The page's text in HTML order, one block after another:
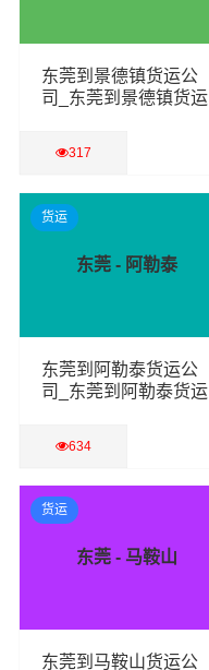
东莞到景德镇货运公
司_东莞到景德镇货运
317
查看详细
东莞 - 阿勒泰
东莞到阿勒泰货运公
司_东莞到阿勒泰货运
634
查看详细
货运
东莞 - 马鞍山
东莞到马鞍山货运公
货运